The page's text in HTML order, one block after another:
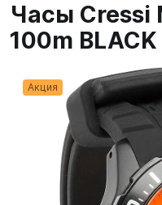
Дайвинг
Снорклинг /
Пляж
Фридайвинг
Детям
Часы Cressi
100m BLACK
Акция